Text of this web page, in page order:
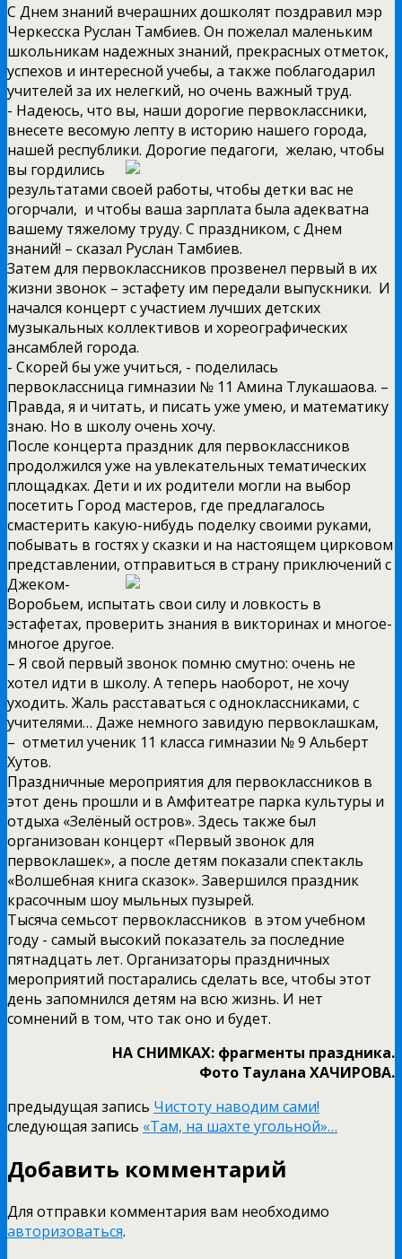
С Днем знаний вчерашних дошколят поздравил мэр
Черкесска Руслан Тамбиев. Он пожелал маленьким
школьникам надежных знаний, прекрасных отметок,
успехов и интересной учебы, а также поблагодарил
учителей за их нелегкий, но очень важный труд.
­- Надеюсь, что вы, наши дорогие первоклассники,
внесете весомую лепту в историю нашего города,
нашей республики. Дорогие педагоги, желаю, чтобы
вы гордились
результатами своей работы, чтобы детки вас не
огорчали, и чтобы ваша зарплата была адекватна
вашему тяжелому труду. С праздником, с Днем
знаний! – сказал Руслан Тамбиев.
Затем для первоклассников прозвенел первый в их
жизни звонок – эстафету им передали выпускники. И
начался концерт с участием лучших детских
музыкальных коллективов и хореографических
ансамблей города.
­- Скорей бы уже учиться, -­ поделилась
первоклассница гимназии № 11 Амина Тлукашаова. –
Правда, я и читать, и писать уже умею, и математику
знаю. Но в школу очень хочу.
После концерта праздник для первоклассников
продолжился уже на увлекательных тематических
площадках. Дети и их родители могли на выбор
посетить Город мастеров, где предлагалось
смастерить какую­-нибудь поделку своими руками,
побывать в гостях у сказки и на настоящем цирковом
представлении, отправиться в страну приключений с
Джеком­-
Воробьем, испытать свои силу и ловкость в
эстафетах, проверить знания в викторинах и многое­-
многое другое.
– Я свой первый звонок помню смутно: очень не
хотел идти в школу. А теперь наоборот, не хочу
уходить. Жаль расставаться с одноклассниками, с
учителями… Даже немного завидую первоклашкам,
– ­ отметил ученик 11 класса гимназии № 9 Альберт
Хутов.
Праздничные мероприятия для первоклассников в
этот день прошли и в Амфитеатре парка культуры и
отдыха «Зелёный остров». Здесь также был
организован концерт «Первый звонок для
первоклашек», а после детям показали спектакль
«Волшебная книга сказок». Завершился праздник
красочным шоу мыльных пузырей.
Тысяча семьсот первоклассников в этом учебном
году -­ самый высокий показатель за последние
пятнадцать лет. Организаторы праздничных
мероприятий постарались сделать все, чтобы этот
день запомнился детям на всю жизнь. И нет
сомнений в том, что так оно и будет.
НА СНИМКАХ: фрагменты праздника.
Фото Таулана ХАЧИРОВА.
предыдущая запись Чистоту наводим сами!
следующая запись «Там, на шахте угольной»…
Добавить комментарий
Для отправки комментария вам необходимо
авторизоваться.